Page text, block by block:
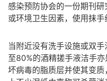
感染预防协会的一份期刊
或环境卫生因素，使用抹手
当附近没有洗手设施或双
至80%的酒精搓手液洁手
坏病毒的脂质层并使其变